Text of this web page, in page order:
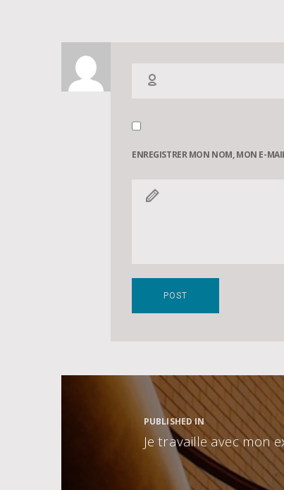
ENREGISTRER MON NOM, MON E-
PUBLISHED IN
Je travaille avec mon